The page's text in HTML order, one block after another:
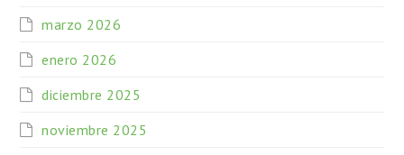
marzo 2026
enero 2026
diciembre 2025
noviembre 2025